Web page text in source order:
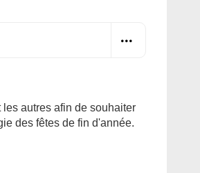
autres afin de souhaiter
des fêtes de fin d'année.